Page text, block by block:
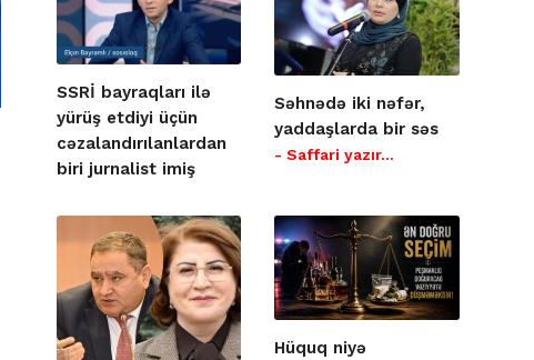
SSRİ bayraqları ilə
yürüş etdiyi üçün
cəzalandırılanlardan
biri jurnalist imiş
Səhnədə iki nəfər,
yaddaşlarda bir səs
- Saffari yazır…
Hüquq niyə